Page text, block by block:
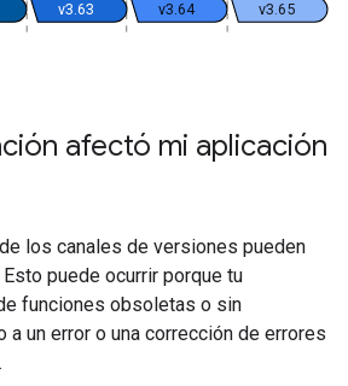
v3.63 v3.64 v3.65
afectó mi aplicación
los canales de versiones pueden
puede ocurrir porque tu
funciones obsoletas o sin
a un error o una corrección de errores